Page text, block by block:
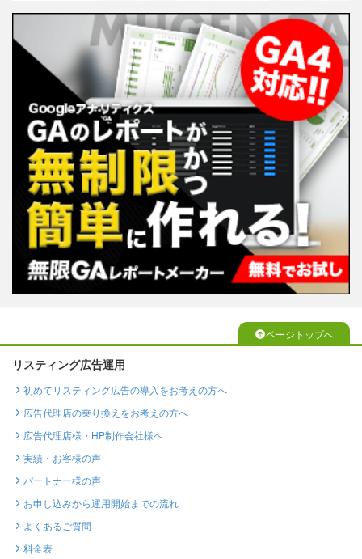
ページトップへ
リスティング広告運用
初めてリスティング広告の導入をお考えの方へ
広告代理店の乗り換えをお考えの方へ
広告代理店様・HP制作会社様へ
実績・お客様の声
パートナー様の声
お申し込みから運用開始までの流れ
よくあるご質問
料金表